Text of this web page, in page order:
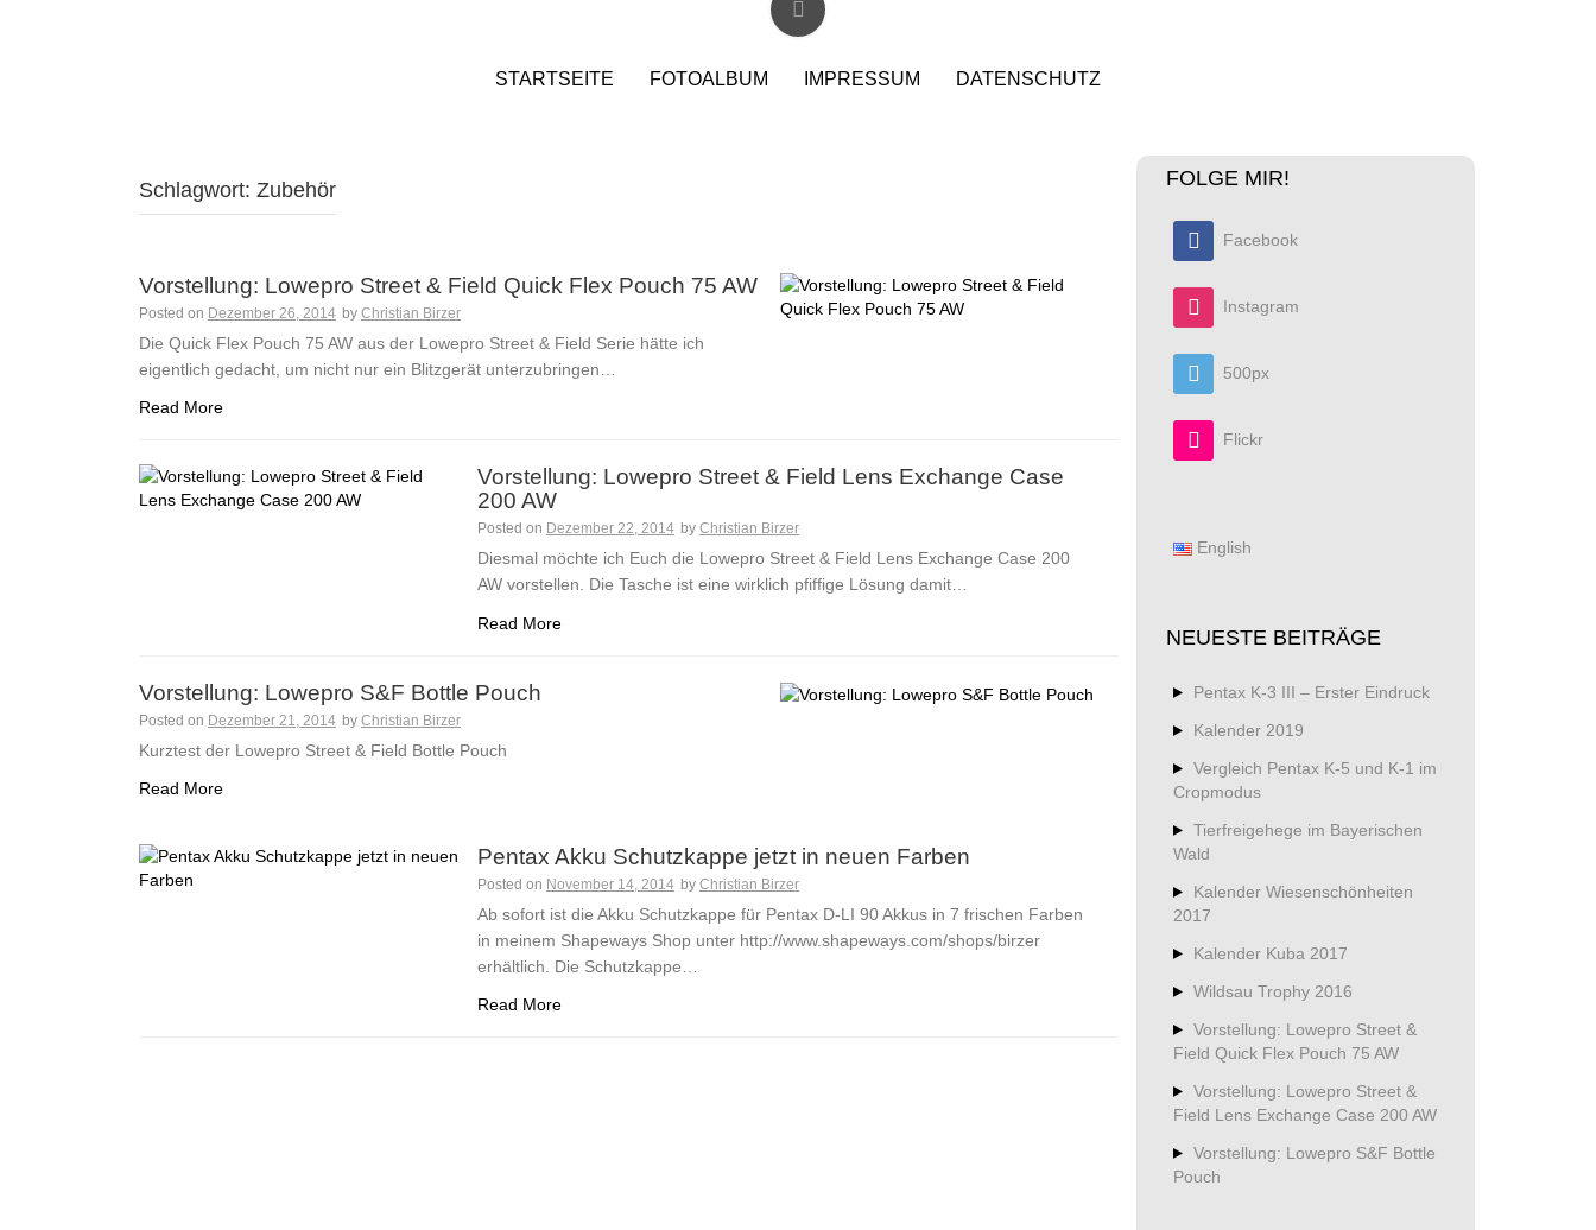
STARTSEITE FOTOALBUM IMPRESSUM DATENSCHUTZ
Schlagwort: Zubehör
Vorstellung: Lowepro Street & Field Quick Flex Pouch 75 AW
Posted on Dezember 26, 2014 by Christian Birzer
Die Quick Flex Pouch 75 AW aus der Lowepro Street & Field Serie hätte ich
eigentlich gedacht, um nicht nur ein Blitzgerät unterzubringen…
Read More
Vorstellung: Lowepro Street & Field Lens Exchange Case
200 AW
Posted on Dezember 22, 2014 by Christian Birzer
Diesmal möchte ich Euch die Lowepro Street & Field Lens Exchange Case 200
AW vorstellen. Die Tasche ist eine wirklich pfiffige Lösung damit…
Read More
Vorstellung: Lowepro S&F Bottle Pouch
Posted on Dezember 21, 2014 by Christian Birzer
Kurztest der Lowepro Street & Field Bottle Pouch
Read More
Pentax Akku Schutzkappe jetzt in neuen Farben
Posted on November 14, 2014 by Christian Birzer
Ab sofort ist die Akku Schutzkappe für Pentax D-LI 90 Akkus in 7 frischen Farben
in meinem Shapeways Shop unter http://www.shapeways.com/shops/birzer
erhältlich. Die Schutzkappe…
Read More
FOLGE MIR!
Facebook
Instagram
500px
Flickr
English
NEUESTE BEITRÄGE
Pentax K-3 III – Erster Eindruck
Kalender 2019
Vergleich Pentax K-5 und K-1 im
Cropmodus
Tierfreigehege im Bayerischen
Wald
Kalender Wiesenschönheiten
2017
Kalender Kuba 2017
Wildsau Trophy 2016
Vorstellung: Lowepro Street &
Field Quick Flex Pouch 75 AW
Vorstellung: Lowepro Street &
Field Lens Exchange Case 200 AW
Vorstellung: Lowepro S&F Bottle
Pouch